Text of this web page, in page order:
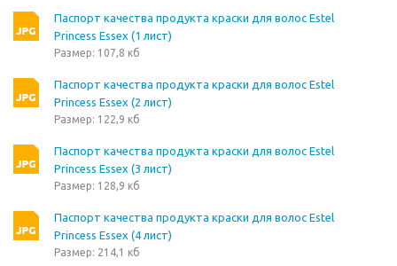
Паспорт качества продукта краски для волос Estel
Princess Essex (1 лист)
Размер: 107,8 кб
Паспорт качества продукта краски для волос Estel
Princess Essex (2 лист)
Размер: 122,9 кб
Паспорт качества продукта краски для волос Estel
Princess Essex (3 лист)
Размер: 128,9 кб
Паспорт качества продукта краски для волос Estel
Princess Essex (4 лист)
Размер: 214,1 кб